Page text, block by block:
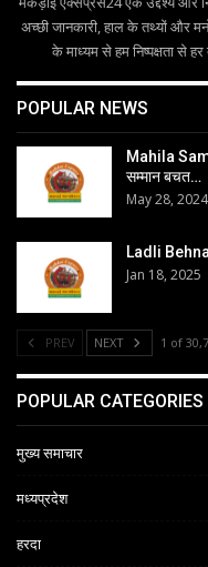
अच्छी जानकारी, हाल के तथ्यों और
के माध्यम से हम निष्पक्षता से
POPULAR NEWS
Mahila
सम्मान बचत…
May 28, 2024
Ladli Behna
Jan 18, 2025
PREV NEXT 1 of
POPULAR CATEGORIES
मुख्य समाचार
मध्यप्रदेश
हरदा